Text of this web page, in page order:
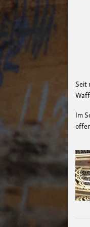
Seit
Im